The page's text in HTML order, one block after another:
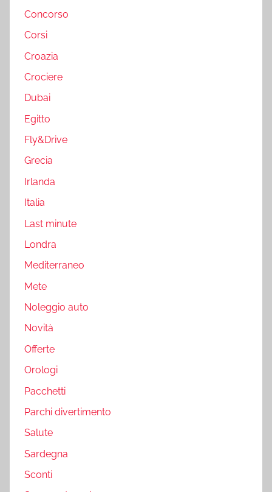
Concorso
Corsi
Croazia
Crociere
Dubai
Egitto
Fly&Drive
Grecia
Irlanda
Italia
Last minute
Londra
Mediterraneo
Mete
Noleggio auto
Novità
Offerte
Orologi
Pacchetti
Parchi divertimento
Salute
Sardegna
Sconti